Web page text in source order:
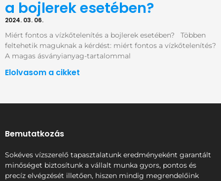
a bojlerek esetében?
2024. 03. 06.
Miért fontos a vízkőtelenítés a bojlerek esetében? Többen
feltehetik maguknak a kérdést: miért fontos a vízkőtelenítés?
A magas ásványianyag-tartalommal
Elolvasom a cikket
Bemutatkozás
Sokéves vízszerelő tapasztalatunk eredményeként garantált
minőséget biztosítunk a vállalt munka gyors, pontos és
precíz elvégzését illetően, hiszen mindig megrendelőink